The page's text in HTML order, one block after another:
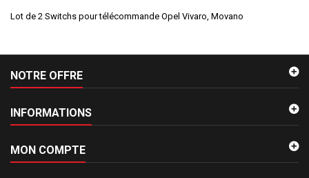
Lot de 2 Switchs pour télécommande Opel Vivaro, Movano
NOTRE OFFRE
INFORMATIONS
MON COMPTE